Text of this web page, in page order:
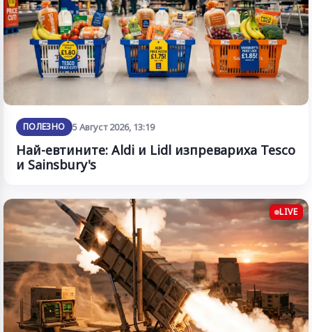
ПОЛЕЗНО 5 Август 2026, 13:19
Най-евтините: Aldi и Lidl изпревариха Tesco
и Sainsbury's
LIVE